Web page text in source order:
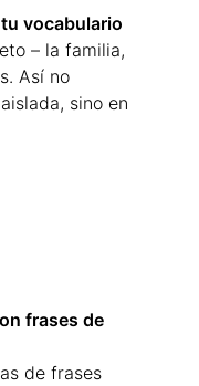
vocabulario
– la familia,
Así no
sino en
frases de
de frases